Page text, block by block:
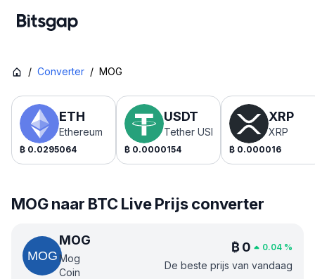
/ Converter / MOG
ETH
Ethereum
₿ 0.0295064
USDT
Tether USDt
₿ 0.0000154
XRP
XRP
₿ 0.000016
MOG naar BTC Live Prijs converter
MOG
Mog
Coin
₿ 0 0.04 %
De beste prijs van vandaag